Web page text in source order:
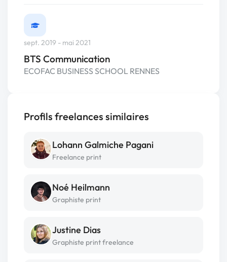
sept. 2019 - mai 2021
BTS Communication
ECOFAC BUSINESS SCHOOL RENNES
Profils freelances similaires
Lohann Galmiche Pagani
Freelance print
Noé Heilmann
Graphiste print
Justine Dias
Graphiste print freelance